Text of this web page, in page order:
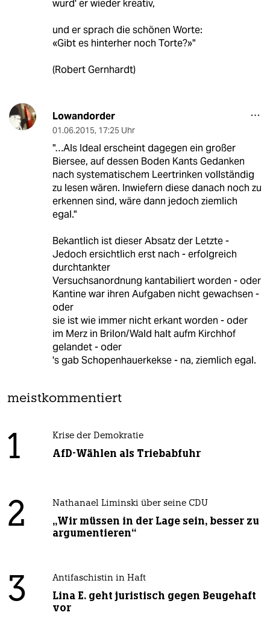
wurd' er wieder kreativ,
und er sprach die schönen Worte:
«Gibt es hinterher noch Torte?»"
(Robert Gernhardt)
Lowandorder
01.06.2015, 17:25 Uhr
"…Als Ideal erscheint dagegen ein großer
Biersee, auf dessen Boden Kants Gedanken
nach systematischem Leertrinken vollständig
zu lesen wären. Inwiefern diese danach noch zu
erkennen sind, wäre dann jedoch ziemlich
egal."
Bekantlich ist dieser Absatz der Letzte -
Jedoch ersichtlich erst nach - erfolgreich
durchtankter
Versuchsanordnung kantabiliert worden - oder
Kantine war ihren Aufgaben nicht gewachsen -
oder
sie ist wie immer nicht erkant worden - oder
im Merz in Brilon/Wald halt aufm Kirchhof
gelandet - oder
's gab Schopenhauerkekse - na, ziemlich egal.
meistkommentiert
1 Krise der Demokratie
AfD-Wählen als Triebabfuhr
2 Nathanael Liminski über seine CDU
„Wir müssen in der Lage sein, besser zu
argumentieren“
3 Antifaschistin in Haft
Lina E. geht juristisch gegen Beugehaft
vor